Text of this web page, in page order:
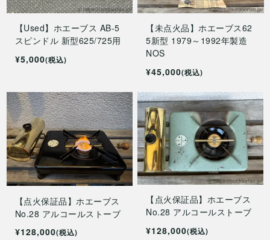
【Used】ホエーブス AB-5
スピンドル 新型625/725用
¥5,000(税込)
【未点火品】ホエーブス62
5新型 1979～1992年製造
NOS
¥45,000(税込)
【点火保証品】ホエーブス
No.28 アルコールストーブ
¥128,000(税込)
【点火保証品】ホエーブス
No.28 アルコールストーブ
¥128,000(税込)